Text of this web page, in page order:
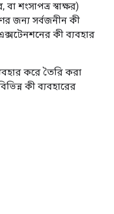
শংসাপত্র স্বাক্ষর)
জন্য সর্বজনীন কী
কী ব্যবহার
করে তৈরি করা
কী ব্যবহারের